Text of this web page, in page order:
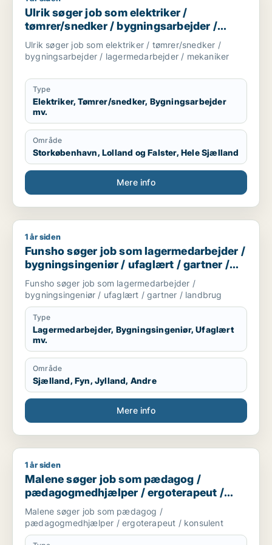
Ulrik søger job som elektriker /
tømrer/snedker / bygningsarbejder /
lagermedarbejder / mekaniker
Ulrik søger job som elektriker / tømrer/snedker /
bygningsarbejder / lagermedarbejder / mekaniker
Type
Elektriker, Tømrer/snedker, Bygningsarbejder
mv.
Område
Storkøbenhavn, Lolland og Falster, Hele Sjælland
Mere info
Funsho søger job som lagermedarbejder /
1 år siden
Funsho søger job som lagermedarbejder /
bygningsingeniør / ufaglært / gartner /
landbrug
Funsho søger job som lagermedarbejder /
bygningsingeniør / ufaglært / gartner / landbrug
Type
Lagermedarbejder, Bygningsingeniør, Ufaglært
mv.
Område
Sjælland, Fyn, Jylland, Andre
Mere info
Malene søger job som pædagog / pædagogmedhjælper /
1 år siden
Malene søger job som pædagog /
pædagogmedhjælper / ergoterapeut /
konsulent
Malene søger job som pædagog /
pædagogmedhjælper / ergoterapeut / konsulent